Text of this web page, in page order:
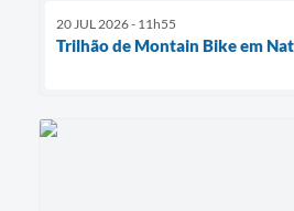
20 JUL 2026 - 11h55
Trilhão de Montain Bike em